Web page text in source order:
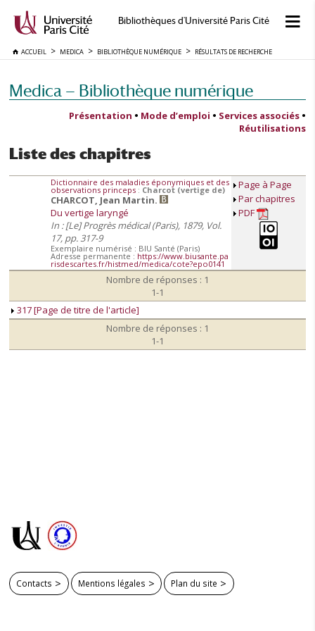
Bibliothèques d'Université Paris Cité
ACCUEIL MEDICA BIBLIOTHÈQUE NUMÉRIQUE RÉSULTATS DE RECHERCHE
Medica — Bibliothèque numérique
Présentation • Mode d’emploi • Services associés •
Réutilisations
Liste des chapitres
Dictionnaire des maladies éponymiques et des
observations princeps : Charcot (vertige de)
CHARCOT, Jean Martin.
Du vertige laryngé
In : [Le] Progrès médical (Paris), 1879, Vol.
17, pp. 317-9
Exemplaire numérisé : BIU Santé (Paris)
Adresse permanente : https://www.biusante.pa
risdescartes.fr/histmed/medica/cote?epo0141
Page à Page
Par chapitres
PDF
Nombre de réponses : 1
1-1
317 [Page de titre de l'article]
Nombre de réponses : 1
1-1
Contacts Mentions légales Plan du site